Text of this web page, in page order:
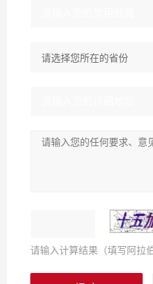
请输入计算结果（填写阿拉